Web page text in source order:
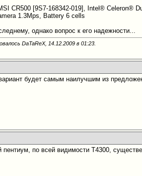
CR500 [9S7-168342-019], Intel® Celeron®
1.3Mps, Battery 6 cells
однако вопрос к его надежности...
DaTaReX, 14.12.2009 в01:23
будет самым наилучшим из
по всей видимости T4300,